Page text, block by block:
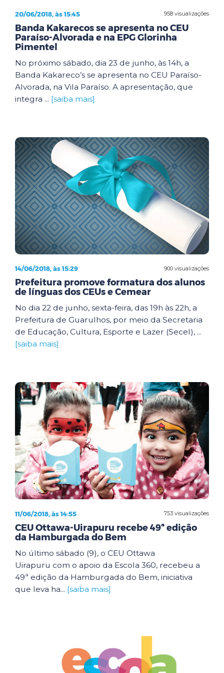
958 visualizações
20/06/2018, às 15:45
Banda Kakarecos se apresenta no CEU
Paraíso-Alvorada e na EPG Glorinha
Pimentel
No próximo sábado, dia 23 de junho, às 14h, a
Banda Kakareco’s se apresenta no CEU Paraíso-
Alvorada, na Vila Paraíso. A apresentação, que
integra ... [saiba mais]
900 visualizações
14/06/2018, às 15:29
Prefeitura promove formatura dos alunos
de línguas dos CEUs e Cemear
No dia 22 de junho, sexta-feira, das 19h às 22h, a
Prefeitura de Guarulhos, por meio da Secretaria
de Educação, Cultura, Esporte e Lazer (Secel), ...
[saiba mais]
753 visualizações
11/06/2018, às 14:55
CEU Ottawa-Uirapuru recebe 49ª edição
da Hamburgada do Bem
No último sábado (9), o CEU Ottawa
Uirapuru com o apoio da Escola 360, recebeu a
49ª edição da Hamburgada do Bem, iniciativa
que leva ha... [saiba mais]